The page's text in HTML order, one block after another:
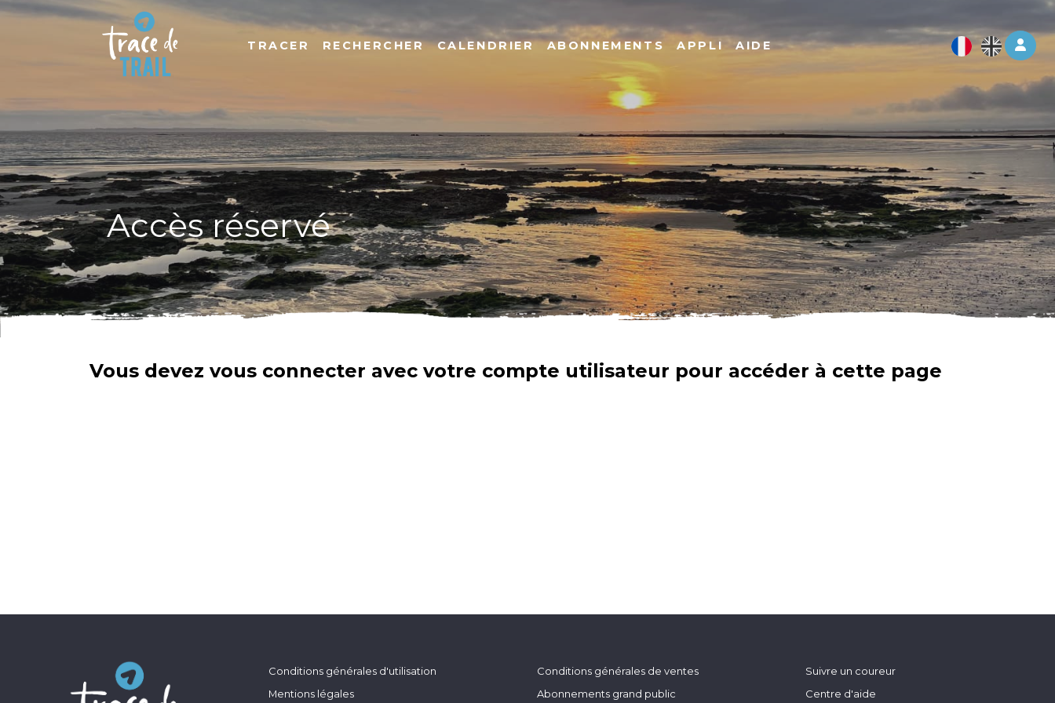
Log
TRACER RECHERCHER CALENDRIER ABONNEMENTS APPLI AIDE
Accès réservé
Vous devez vous connecter avec votre compte utilisateur pour accéder à cette page
Conditions générales d'utilisation
Mentions légales
Conditions générales de ventes
Abonnements grand public
Suivre un coureur
Centre d'aide